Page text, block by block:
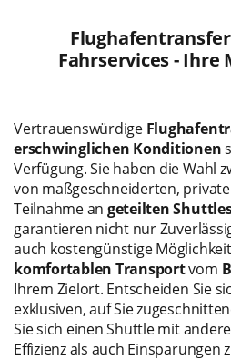
Fahrservices - Ihre
Vertrauenswürdige
erschwinglichen Konditionen
Verfügung. Sie haben die Wahl
von maßgeschneiderten,
Teilnahme an geteilten
garantieren nicht nur
auch kostengünstige
komfortablen Transportvom
Ihrem Zielort. Entscheiden Sie
exklusiven, auf Sie
Sie sich einen Shuttle mit
Effizienz als auch Einsparungen